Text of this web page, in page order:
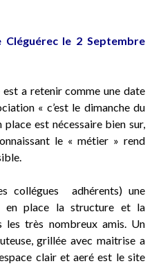
Cléguérec le 2 Septembre
a retenir comme une date
« c’est le dimanche du
est nécessaire bien sur,
le « métier » rend
collégues adhérents) une
en place la structure et la
les très nombreux amis. Un
grillée avec maitrise a
clair et aeré est le site